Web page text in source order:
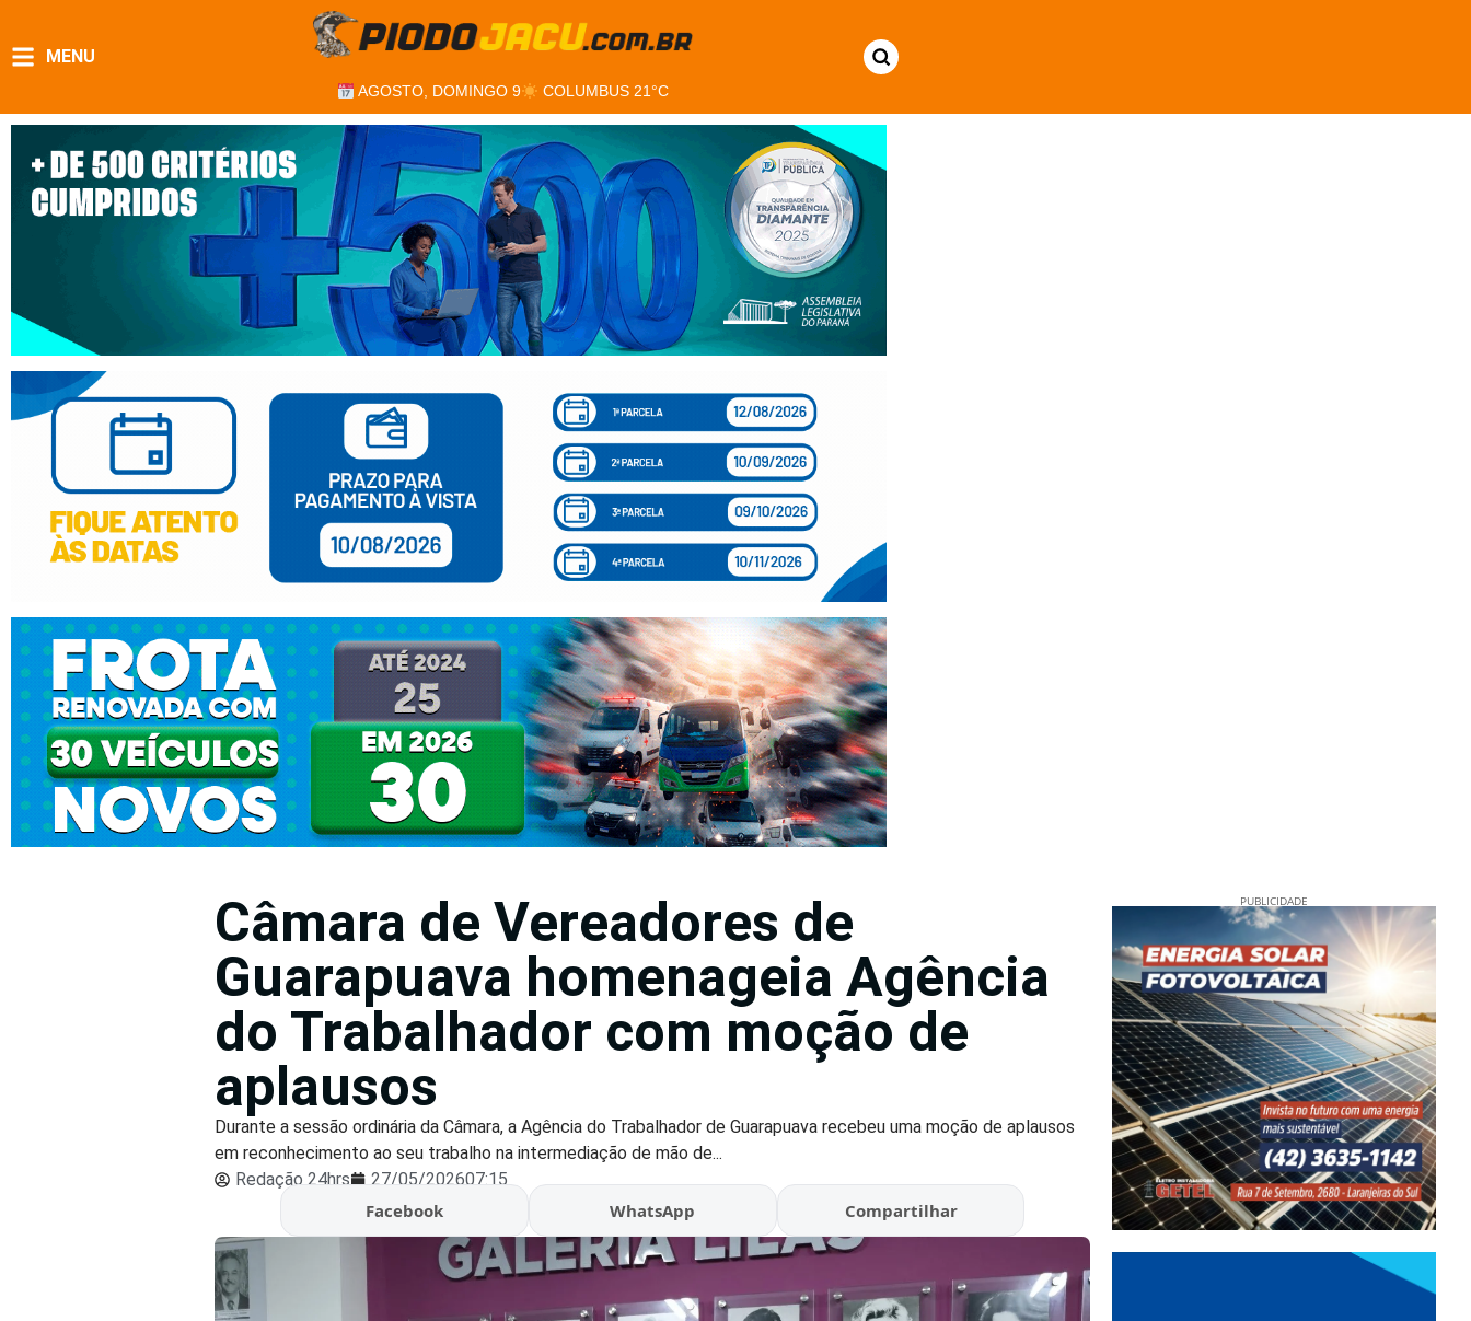
MENU
AGOSTO, DOMINGO 9 COLUMBUS 21°C
Câmara de Vereadores de
Guarapuava homenageia Agência
do Trabalhador com moção de
aplausos
Durante a sessão ordinária da Câmara, a Agência do Trabalhador de Guarapuava recebeu uma moção de aplausos
em reconhecimento ao seu trabalho na intermediação de mão de...
Redação 24hrs
27/05/202607:15
Facebook WhatsApp Compartilhar
PUBLICIDADE